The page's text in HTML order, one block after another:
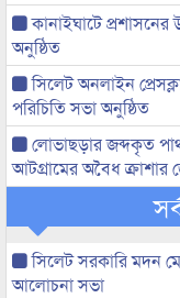
কানাইঘাটে
অনুষ্ঠিত
সিলেট অনলাইন
পরিচিতি সভা অনুষ্ঠিত
লোভাছড়ার জব্দকৃত
আটগ্রামের অবৈধ ক্রাশার
সিলেট সরকারি মদন
আলোচনা সভা